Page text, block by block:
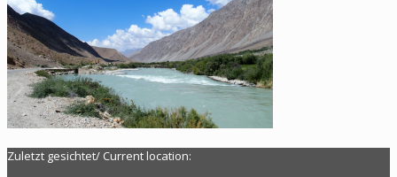
Zuletzt gesichtet/ Current location: